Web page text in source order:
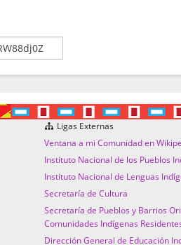
Ligas Externas
Ventana a mi Comunidad en
Instituto Nacional de los Pueblos
Instituto Nacional de Lenguas
Secretaría de Cultura
Secretaría de Pueblos y Barrios
Comunidades Indígenas
Dirección General de Educación